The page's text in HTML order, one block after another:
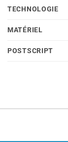
TECHNOLOGIE
MATÉRIEL
POSTSCRIPT